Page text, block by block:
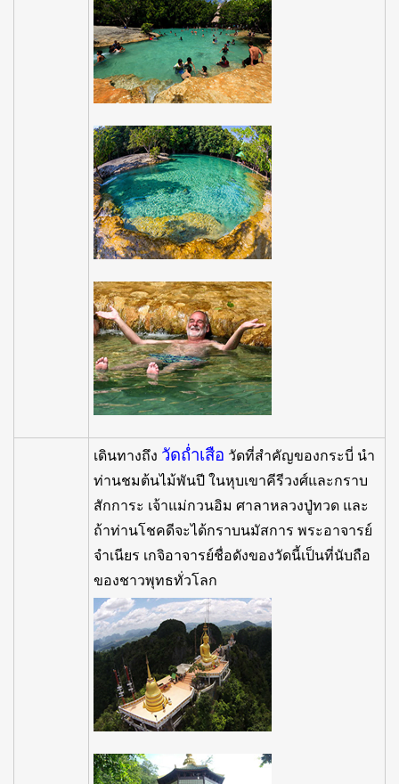
เดินทางถึง วัดถ่ำเสือ วัดที่สำคัญของกระบี่ นำ
ท่านชมต้นไม้พันปี ในหุบเขาคีรีวงศ์และกราบ
สักการะ เจ้าแม่กวนอิม ศาลาหลวงปู่ทวด และ
ถ้าท่านโชคดีจะได้กราบนมัสการ พระอาจารย์
จำเนียร เกจิอาจารย์ชื่อดังของวัดนี้เป็นที่นับถือ
ของชาวพุทธทั่วโลก